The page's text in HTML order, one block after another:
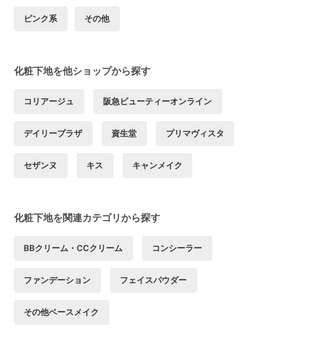
ピンク系 その他
化粧下地を他ショップから探す
コリアージュ 阪急ビューティーオンライン
デイリープラザ 資生堂 プリマヴィスタ
セザンヌ キス キャンメイク
化粧下地を関連カテゴリから探す
BBクリーム・CCクリーム コンシーラー
ファンデーション フェイスパウダー
その他ベースメイク